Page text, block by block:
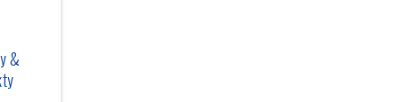
&